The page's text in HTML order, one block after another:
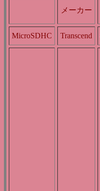
メーカー
MicroSDHC Transcend